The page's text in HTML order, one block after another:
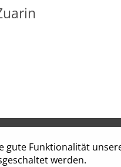
gute Funktionalität
werden.